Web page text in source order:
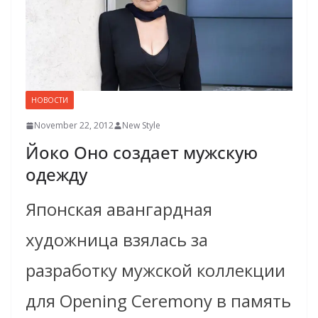
НОВОСТИ
November 22, 2012 New Style
Йоко Оно создает мужскую
одежду
Японская авангардная
художница взялась за
разработку мужской коллекции
для Opening Ceremony в память